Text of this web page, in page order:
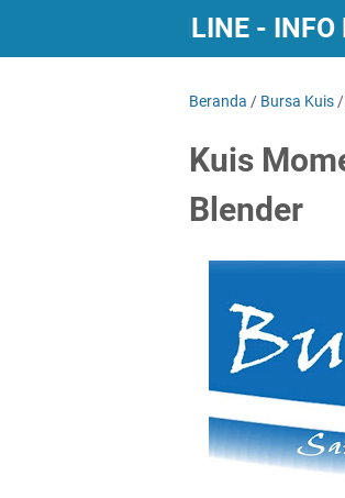
KUIS ONLINE - INFO
Beranda / Bursa Kuis /
Kuis
Blender